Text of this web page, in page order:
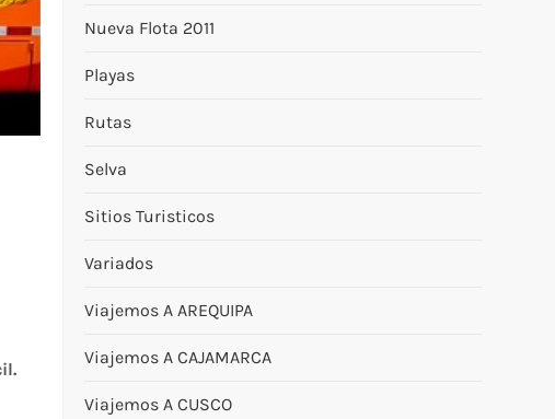
Nueva Flota 2011
Playas
Rutas
Selva
Sitios Turisticos
Variados
Viajemos A AREQUIPA
Viajemos A CAJAMARCA
Viajemos A CUSCO